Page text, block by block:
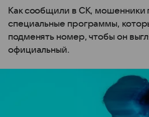
Как сообщили в СК,
специальные программы,
подменять номер, чтобы он
официальный.